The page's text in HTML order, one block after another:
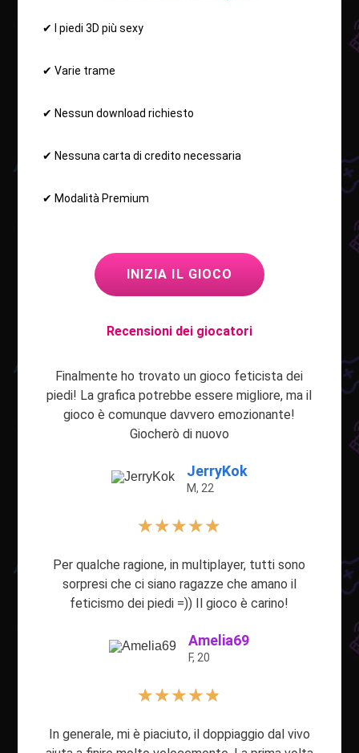
✔ I piedi 3D più sexy
✔ Varie trame
✔ Nessun download richiesto
✔ Nessuna carta di credito necessaria
✔ Modalità Premium
INIZIA IL GIOCO
Recensioni dei giocatori
Finalmente ho trovato un gioco feticista dei
piedi! La grafica potrebbe essere migliore, ma il
gioco è comunque davvero emozionante!
Giocherò di nuovo
JerryKok
M, 22
★★★★★
Per qualche ragione, in multiplayer, tutti sono
sorpresi che ci siano ragazze che amano il
feticismo dei piedi =)) Il gioco è carino!
Amelia69
F, 20
★★★★★
In generale, mi è piaciuto, il doppiaggio dal vivo